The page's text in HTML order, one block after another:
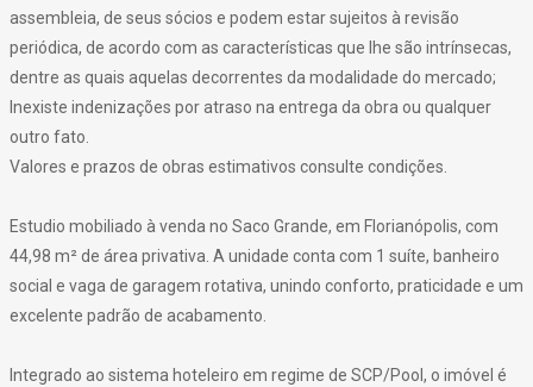
assembleia, de seus sócios e podem estar sujeitos à revisão
periódica, de acordo com as características que lhe são intrínsecas,
dentre as quais aquelas decorrentes da modalidade do mercado;
Inexiste indenizações por atraso na entrega da obra ou qualquer
outro fato.
Valores e prazos de obras estimativos consulte condições.
Estudio mobiliado à venda no Saco Grande, em Florianópolis, com
44,98 m² de área privativa. A unidade conta com 1 suíte, banheiro
social e vaga de garagem rotativa, unindo conforto, praticidade e um
excelente padrão de acabamento.
Integrado ao sistema hoteleiro em regime de SCP/Pool, o imóvel é